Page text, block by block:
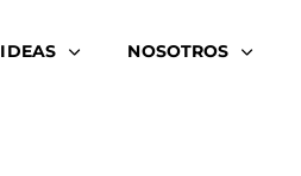
IDEAS NOSOTROS